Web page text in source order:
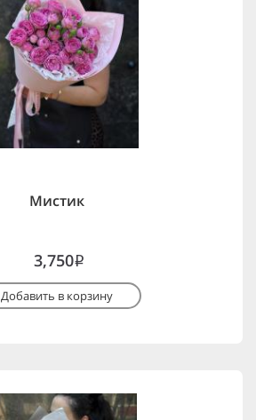
Мистик
3,750i
Добавить в корзину